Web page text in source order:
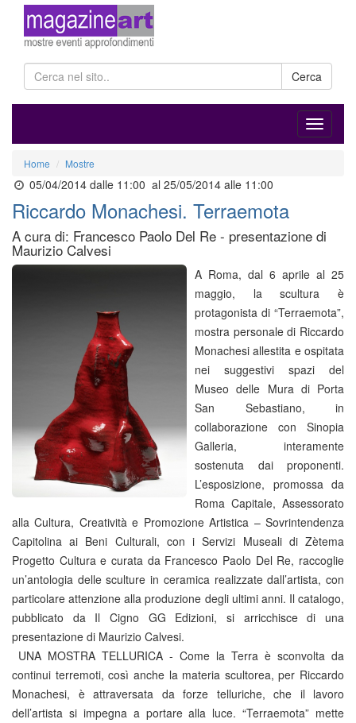
Cerca
Home Mostre
05/04/2014 dalle 11:00 al 25/05/2014 alle 11:00
Riccardo Monachesi. Terraemota
A cura di: Francesco Paolo Del Re - presentazione di
Maurizio Calvesi
A Roma, dal 6 aprile al 25
maggio, la scultura è
protagonista di “Terraemota”,
mostra personale di Riccardo
Monachesi allestita e ospitata
nei suggestivi spazi del
Museo delle Mura di Porta
San Sebastiano, in
collaborazione con Sinopia
Galleria, interamente
sostenuta dai proponenti.
L’esposizione, promossa da
Roma Capitale, Assessorato
alla Cultura, Creatività e Promozione Artistica – Sovrintendenza
Capitolina ai Beni Culturali, con i Servizi Museali di Zètema
Progetto Cultura e curata da Francesco Paolo Del Re, raccoglie
un’antologia delle sculture in ceramica realizzate dall’artista, con
particolare attenzione alla produzione degli ultimi anni. Il catalogo,
pubblicato da Il Cigno GG Edizioni, si arricchisce di una
presentazione di Maurizio Calvesi.
UNA MOSTRA TELLURICA - Come la Terra è sconvolta da
continui terremoti, così anche la materia scultorea, per Riccardo
Monachesi, è attraversata da forze telluriche, che il lavoro
dell’artista si impegna a portare alla luce. “Terraemota” mette